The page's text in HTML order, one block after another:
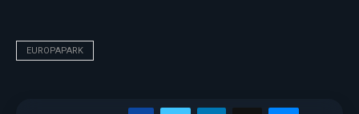
EUROPAPARK